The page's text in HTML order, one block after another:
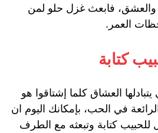
والعشق، فابعث غزل حلو لمن
العمر.
كتابة
العشاق كلما إشتاقوا هو
في الحب، بإمكانك اليوم ان
كتابة وتبعثه مع الطرف